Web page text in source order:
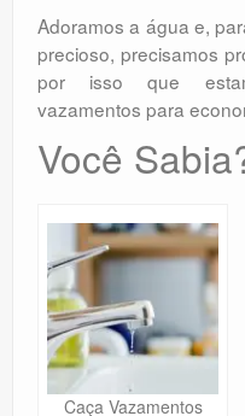
Adoramos a água e,
precioso, precisamos
por isso que
vazamentos para
Você
Caça Vazamentos